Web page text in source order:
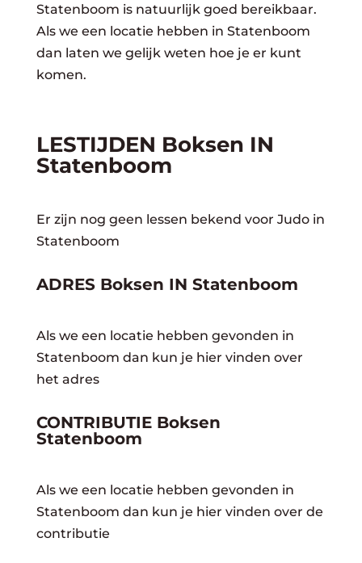
Statenboom is natuurlijk goed bereikbaar.
Als we een locatie hebben in Statenboom
dan laten we gelijk weten hoe je er kunt
komen.
LESTIJDEN Boksen IN
Statenboom
Er zijn nog geen lessen bekend voor Judo in
Statenboom
ADRES Boksen IN Statenboom
Als we een locatie hebben gevonden in
Statenboom dan kun je hier vinden over
het adres
CONTRIBUTIE Boksen
Statenboom
Als we een locatie hebben gevonden in
Statenboom dan kun je hier vinden over de
contributie